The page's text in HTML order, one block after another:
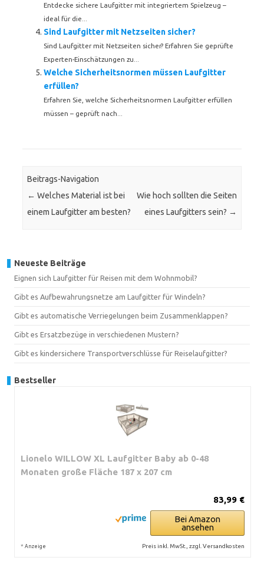
Entdecke sichere Laufgitter mit integriertem Spielzeug –
ideal für die...
Sind Laufgitter mit Netzseiten sicher?
Sind Laufgitter mit Netzseiten sicher? Erfahren Sie geprüfte
Experten-Einschätzungen zu...
Welche Sicherheitsnormen müssen Laufgitter
erfüllen?
Erfahren Sie, welche Sicherheitsnormen Laufgitter erfüllen
müssen – geprüft nach...
Beitrags-Navigation
← Welches Material ist bei
einem Laufgitter am besten?
Wie hoch sollten die Seiten
eines Laufgitters sein? →
Neueste Beiträge
Eignen sich Laufgitter für Reisen mit dem Wohnmobil?
Gibt es Aufbewahrungsnetze am Laufgitter für Windeln?
Gibt es automatische Verriegelungen beim Zusammenklappen?
Gibt es Ersatzbezüge in verschiedenen Mustern?
Gibt es kindersichere Transportverschlüsse für Reiselaufgitter?
Bestseller
Lionelo WILLOW XL Laufgitter Baby ab 0-48
Monaten große Fläche 187 x 207 cm
83,99 €
Bei Amazon
ansehen
* Anzeige Preis inkl. MwSt., zzgl. Versandkosten